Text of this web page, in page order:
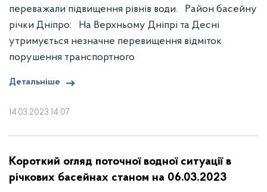
14.03.2023 14:07
переважали підвищення рівнів води. Район басейну
річки Дніпро: На Верхньому Дніпрі та Десні
утримується незначне перевищення відміток
порушення транспортного
Детальніше
Короткий огляд поточної водної ситуації в
річкових басейнах станом на 06.03.2023